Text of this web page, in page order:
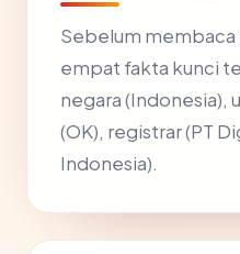
Sebelum membaca
empat fakta kunci
negara (Indonesia),
(OK), registrar (PT
Indonesia).